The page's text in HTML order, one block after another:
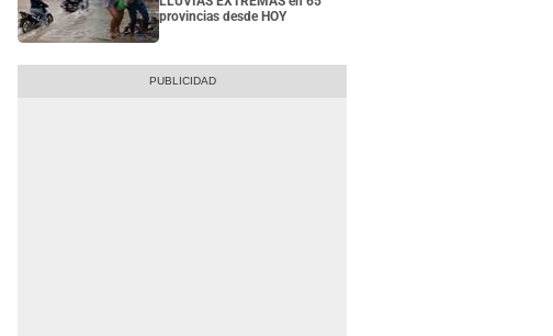
provincias desde HOY